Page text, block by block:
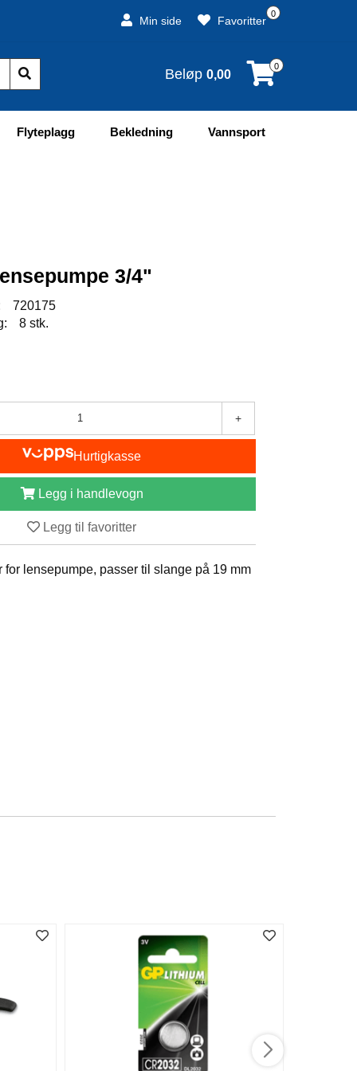
Min side
0
Favoritter
Beløp 0,00
0
Flyteplagg Bekledning Vannsport
3/4"
720175
8 stk.
+
Hurtigkasse
Legg i handlevogn
Legg til favoritter
for lensepumpe, passer til slange på 19 mm